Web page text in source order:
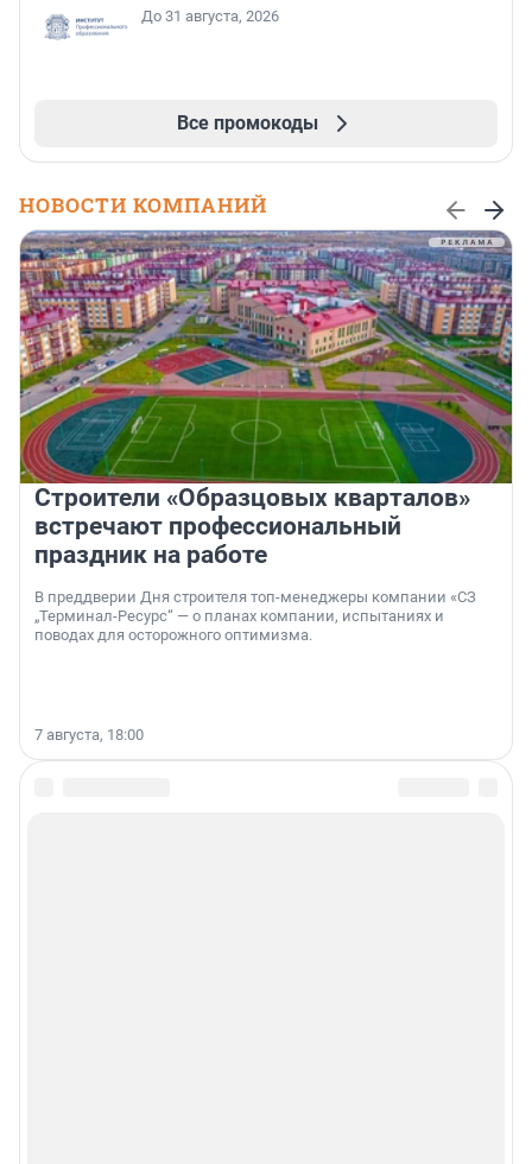
До 31 августа, 2026
Все промокоды
НОВОСТИ КОМПАНИЙ
Строители «Образцовых кварталов»
встречают профессиональный
праздник на работе
В преддверии Дня строителя топ-менеджеры компании «СЗ
„Терминал-Ресурс“ — о планах компании, испытаниях и
поводах для осторожного оптимизма.
7 августа, 18:00